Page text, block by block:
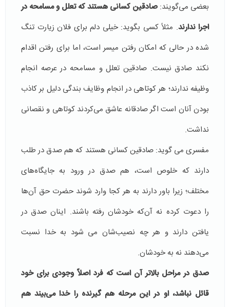
بعضی می‌گویند:‌ صادقین كسانی هستند كه تعلل و مسامحه در
اجرا ندارند. مثلاً‌ كسی بگوید:‌ خیلی دلم برای فلان زیارت تنگ
شده در حالی كه امكان رفتن میسر است، اما برای رفتن اقدام
نكند صادق نیست. صادقین تعلل و مسامحه در عرصه انجام
وظیفه ندارند؛ هر كوتاهی در انجام وظایف بندگی دلیل بر كاذب
بودن آنان است اگر صادقانه عاشق می‌كردند كوتاهی و نقصانی
نداشت.
مفسری می گوید: صادقین كسانی هستند كه هم صدق در طلب
دارند كه خلوص است، هم صدق در ورود به جایگاه‌های
مختلف؛ زیرا باور دارند به هر كجا وارد ‌شوند حضرت حق آن‌ها
را دعوت كرده نه آن‌كه خودشان رفته باشند. اینان صدق در
یافتن دارند و هر چه نصیب‌شان می شود به خدا نسبت
می‌دهند نه به خودشان.
صدق در مراحل بالاتر آن است كه فرد اصلاً وجودی برای خود
قائل نباشد، او در این مرحله هم گیرنده را خدا می‌بیند هم